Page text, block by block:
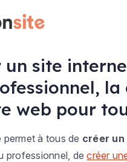
un site
la
web pour
permet à tous de créer
professionnel, decréer